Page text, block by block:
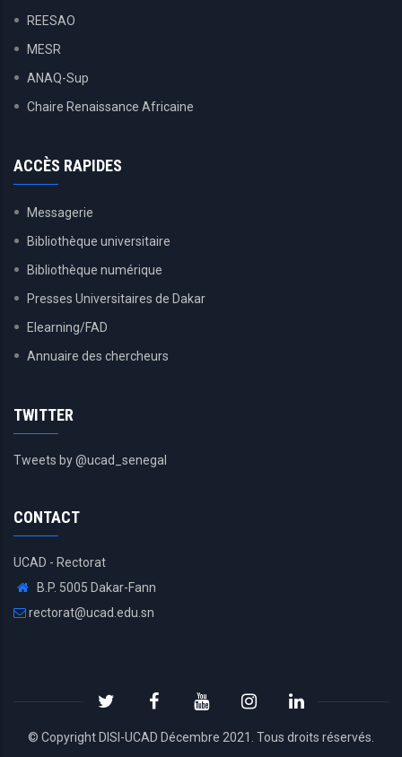
REESAO
MESR
ANAQ-Sup
Chaire Renaissance Africaine
ACCÈS RAPIDES
Messagerie
Bibliothèque universitaire
Bibliothèque numérique
Presses Universitaires de Dakar
Elearning/FAD
Annuaire des chercheurs
TWITTER
Tweets by @ucad_senegal
CONTACT
UCAD - Rectorat
B.P. 5005 Dakar-Fann
rectorat@ucad.edu.sn
© Copyright DISI -UCAD Décembre 2021. Tous droits réservés.